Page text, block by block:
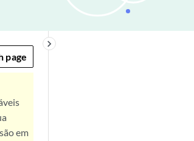
keyboard_arrow_right
page
em